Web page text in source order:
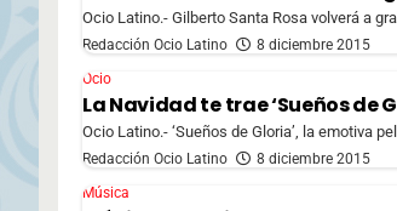
Ocio Latino.- Gilberto Santa Rosa volverá a
Redacción Ocio Latino
8 diciembre 2015
Ocio
La Navidad te trae ‘Sueños
Ocio Latino.- ‘Sueños de Gloria’, la emotiva
Redacción Ocio Latino
8 diciembre 2015
Música